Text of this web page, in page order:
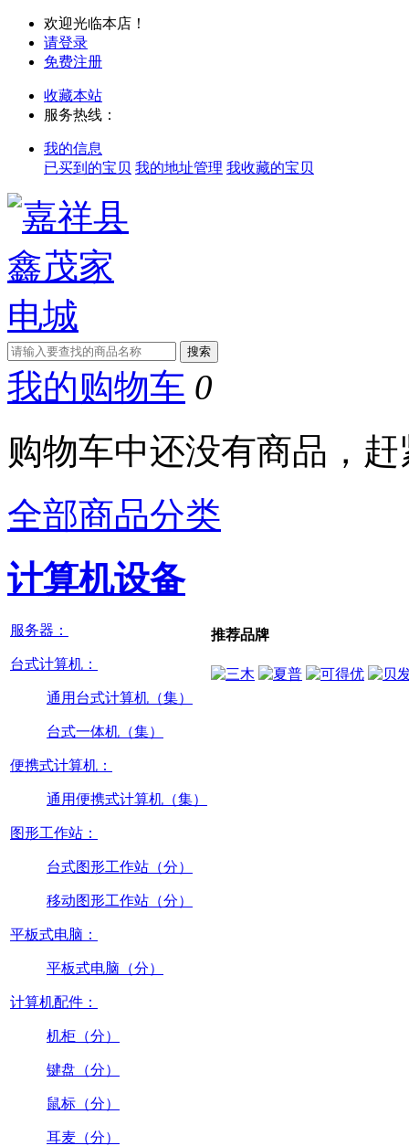
欢迎光临本店！
请登录
免费注册
收藏本站
服务热线：
我的信息
已买到的宝贝 我的地址管理 我收藏的宝贝
我的购物车 0
购物车中还没有商品，
全部商品分类
计算机设备
服务器：
台式计算机：
通用台式计算机（集）
台式一体机（集）
便携式计算机：
通用便携式计算机（集）
图形工作站：
台式图形工作站（分）
移动图形工作站（分）
平板式电脑：
平板式电脑（分）
计算机配件：
机柜（分）
键盘（分）
鼠标（分）
耳麦（分）
推荐品牌